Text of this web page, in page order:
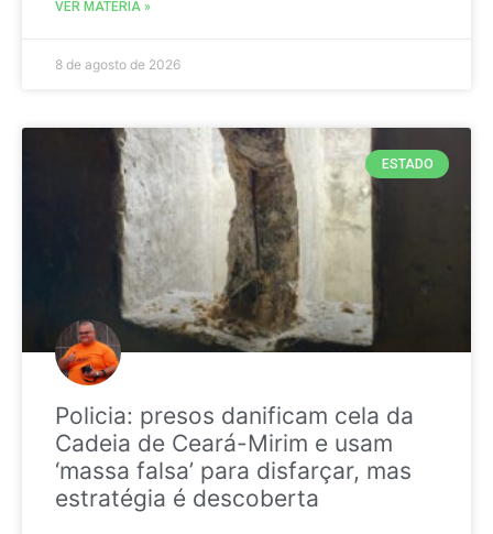
VER MATÉRIA »
8 de agosto de 2026
ESTADO
Policia: presos danificam cela da
Cadeia de Ceará-Mirim e usam
‘massa falsa’ para disfarçar, mas
estratégia é descoberta